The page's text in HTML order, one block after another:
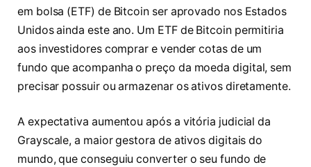
em bolsa (ETF) de Bitcoin ser aprovado nos Estados
Unidos ainda este ano. Um ETF de Bitcoin permitiria
aos investidores comprar e vender cotas de um
fundo que acompanha o preço da moeda digital, sem
precisar possuir ou armazenar os ativos diretamente.
A expectativa aumentou após a vitória judicial da
Grayscale, a maior gestora de ativos digitais do
mundo, que conseguiu converter o seu fundo de